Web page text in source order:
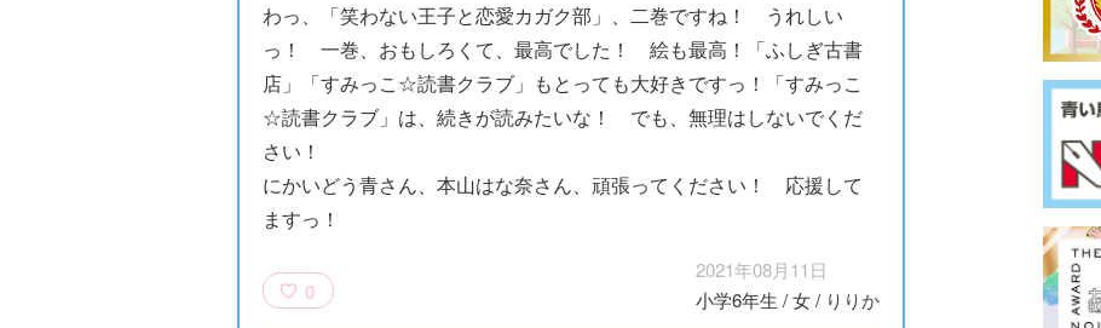
わっ、「笑わない王子と恋愛カガク部」、二巻ですね！ うれしい
っ！ 一巻、おもしろくて、最高でした！ 絵も最高！「ふしぎ古書
店」「すみっこ☆読書クラブ」もとっても大好きですっ！「すみっこ
☆読書クラブ」は、続きが読みたいな！ でも、無理はしないでくだ
さい！
にかいどう青さん、本山はな奈さん、頑張ってください！ 応援して
ますっ！
0
2021年08月11日
小学6年生 /女/ りりか